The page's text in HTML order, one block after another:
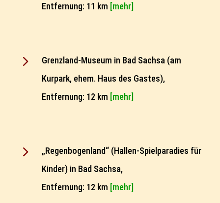
Entfernung: 11 km [mehr]
5
Grenzland-Museum in Bad Sachsa (am
Kurpark, ehem. Haus des Gastes),
Entfernung: 12 km [mehr]
5
„Regenbogenland“ (Hallen-Spielparadies für
Kinder) in Bad Sachsa,
Entfernung: 12 km [mehr]